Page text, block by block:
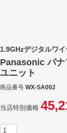
1.9GHzデジタルワ
Panasonic パナ
ユニット
商品番号 WX-SA002
当店特別価格